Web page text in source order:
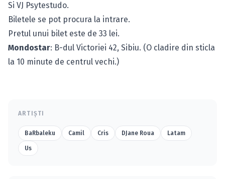
Si VJ Psytestudo.
Biletele se pot procura la intrare.
Pretul unui bilet este de 33 lei.
Mondostar: B-dul Victoriei 42, Sibiu. (O cladire din sticla
la 10 minute de centrul vechi.)
ARTIȘTI
BaRbaleku Camil Cris DJane Roua Latam
Us